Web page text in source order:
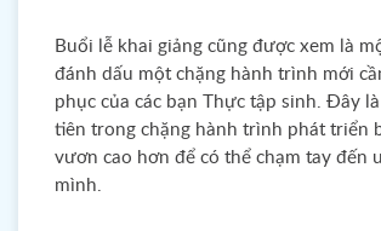
Buổi lễ khai giảng cũng được xem là
đánh dấu một chặng hành trình mới
phục của các bạn Thực tập sinh. Đây
tiên trong chặng hành trình phát triển
vươn cao hơn để có thể chạm tay đến
mình.